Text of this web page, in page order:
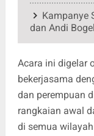
Kampanye
dan Andi
Acara ini digelar
bekerjasama
dan perempuan
rangkaian awal
di semua